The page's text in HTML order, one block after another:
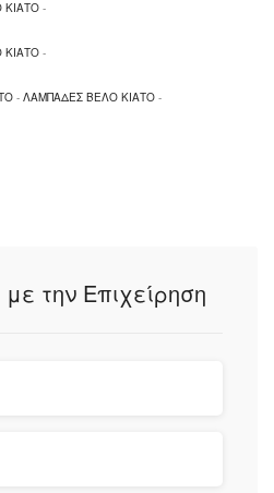
ΚΙΑΤΟ -
ΚΙΑΤΟ -
- ΛΑΜΠΑΔΕΣ ΒΕΛΟ ΚΙΑΤΟ -
με την Επιχείρηση